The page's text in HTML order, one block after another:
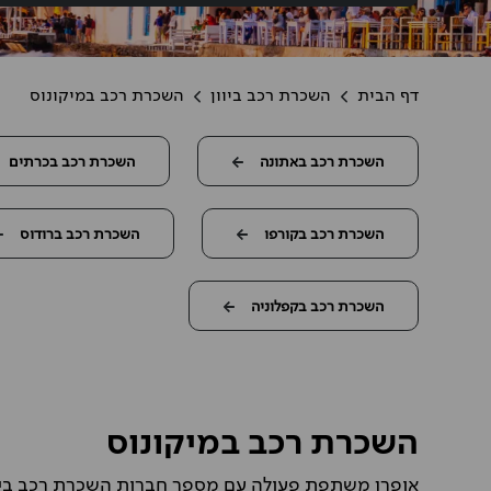
דף הבית השכרת רכב ביוון השכרת רכב במיקונוס
השכרת רכב באתונה השכרת רכב בכרתים
השכרת רכב בקורפו השכרת רכב ברודוס
השכרת רכב בקפלוניה
השכרת רכב במיקונוס
אופרן משתפת פעולה עם מספר חברות השכרת רכב